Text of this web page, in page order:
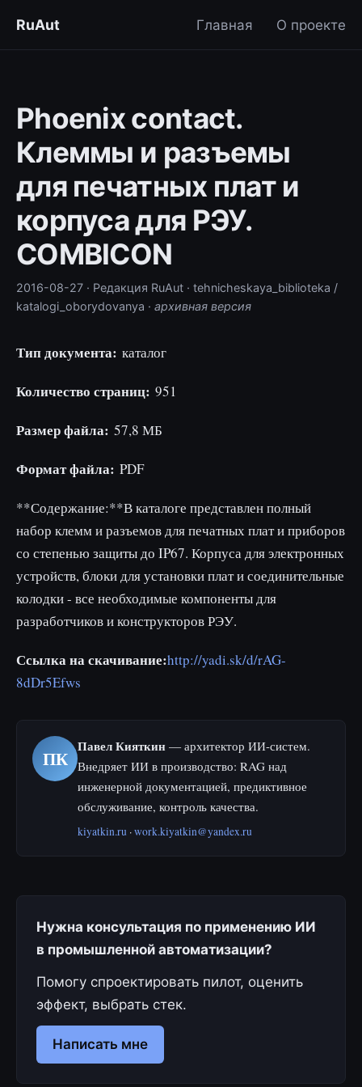
RuAut Главная О проекте
Phoenix contact.
Клеммы и разъемы
для печатных плат и
корпуса для РЭУ.
COMBICON
2016-08-27 · Редакция RuAut · tehnicheskaya_biblioteka /
katalogi_oborydovanya · архивная версия
Тип документа: каталог
Количество страниц: 951
Размер файла: 57,8 МБ
Формат файла: PDF
**Содержание:**В каталоге представлен полный
набор клемм и разъемов для печатных плат и приборов
со степенью защиты до IP67. Корпуса для электронных
устройств, блоки для установки плат и соединительные
колодки - все необходимые компоненты для
разработчиков и конструкторов РЭУ.
Ссылка на скачивание:http://yadi.sk/d/rAG-
8dDr5Efws
ПК
Павел Кияткин — архитектор ИИ-систем.
Внедряет ИИ в производство: RAG над
инженерной документацией, предиктивное
обслуживание, контроль качества.
kiyatkin.ru ·work.kiyatkin@yandex.ru
Нужна консультация по применению ИИ
в промышленной автоматизации?
Помогу спроектировать пилот, оценить
эффект, выбрать стек.
Написать мне